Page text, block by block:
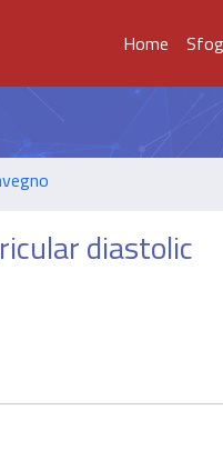
Home
diastolic